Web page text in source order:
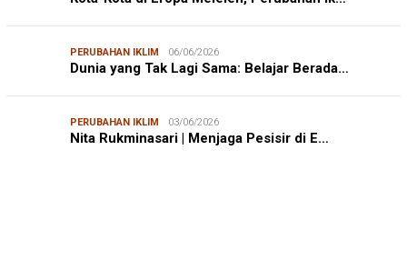
PERUBAHAN IKLIM 06/06/2026
Dunia yang Tak Lagi Sama: Belajar Berada…
PERUBAHAN IKLIM 03/06/2026
Nita Rukminasari | Menjaga Pesisir di E…